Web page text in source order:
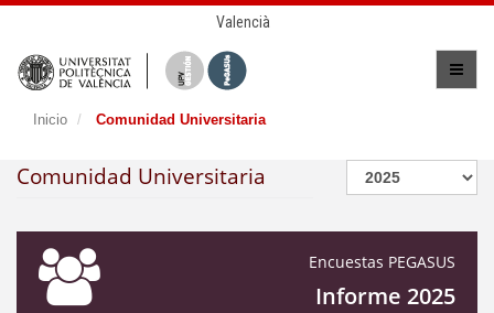
Valencià
Inicio Comunidad Universitaria
Comunidad Universitaria
Encuestas PEGASUS
Informe 2025